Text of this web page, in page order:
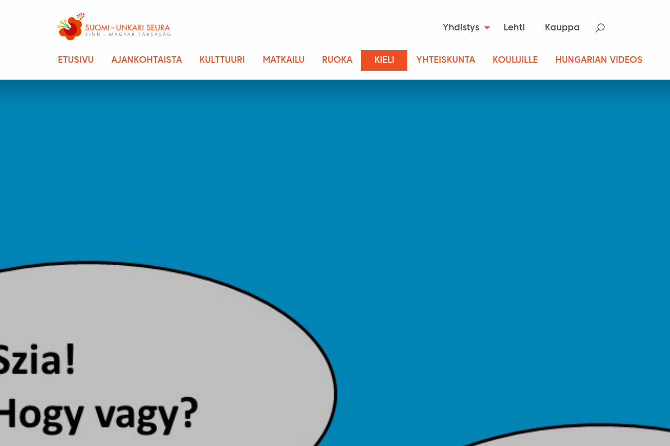
Yhdistys Lehti Kauppa
ETUSIVU AJANKOHTAISTA KULTTUURI MATKAILU RUOKA KIELI YHTEISKUNTA KOULUILLE HUNGARIAN VIDEOS